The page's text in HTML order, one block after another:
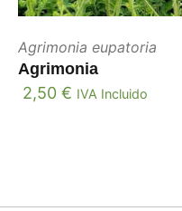
Agrimonia eupatoria
Agrimonia
2,50 € IVA Incluido